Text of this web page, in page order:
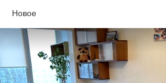
Новое